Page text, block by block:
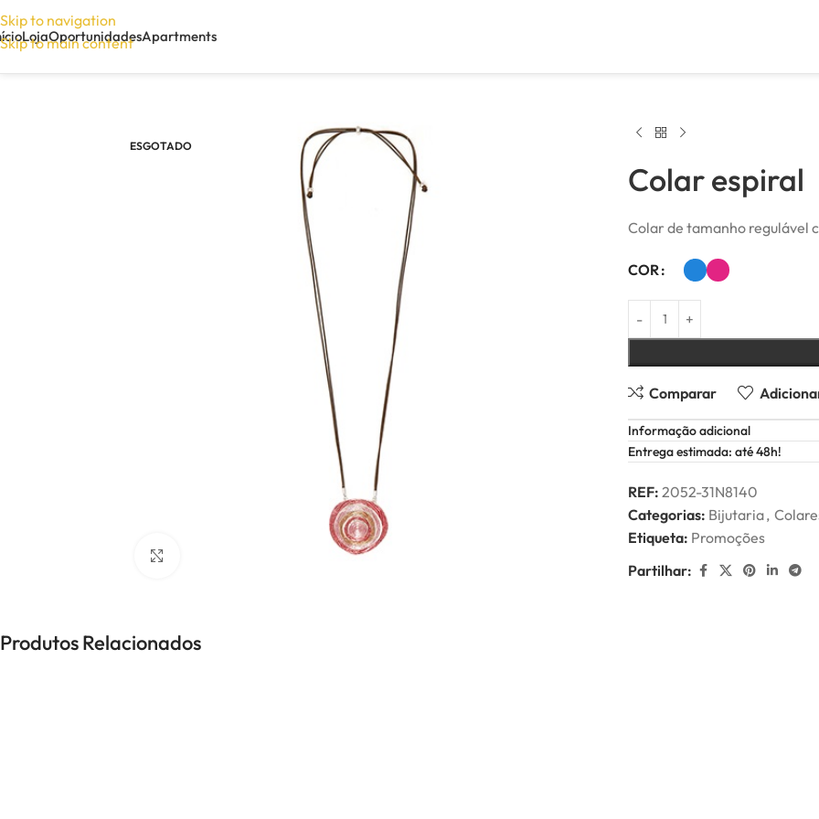
Skip to navigation
Skip to main content
LojaOportunidadesApartments
ESGOTADO
Colar espiral
Colar de tamanho regulável
COR
Comparar
Informação adicional
Entrega estimada: até 48h!
REF: 2052-31N8140
Categorias: Bijutaria,
Etiqueta: Promoções
Partilhar:
Produtos Relacionados